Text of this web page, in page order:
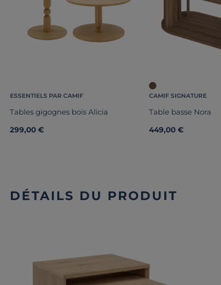
ESSENTIELS PAR CAMIF
Tables gigognes bois Alicia
299,00 €
CAMIF SIGNATURE
Table basse Nora
449,00 €
DÉTAILS DU PRODUIT